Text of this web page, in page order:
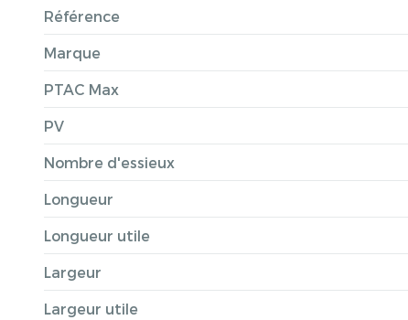
Référence
Marque
PTAC Max
PV
Nombre d'essieux
Longueur
Longueur utile
Largeur
Largeur utile